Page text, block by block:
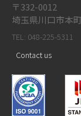
〒332-0012
埼玉県川口市本
TEL: 048-225-5311
Contact us